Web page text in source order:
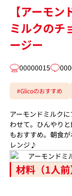
【アーモ
ミルクのチ
ージー
00000015
#Glicoのおすすめ
アーモンドミルク
わせて。ひんやり
もおすすめ。朝食
レンジ♪
材料（1人前